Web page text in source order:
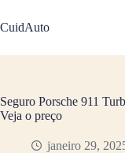
para
o
CuidAuto
Seguro Porsche 911
Veja o preço
janeiro 29,